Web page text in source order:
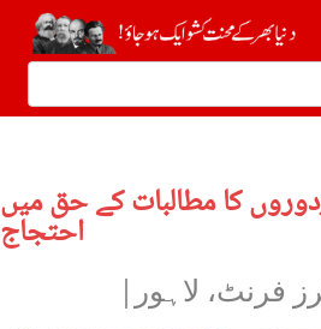
کا مطالبات کے حق میں
احتجاج
فرنٹ، لاہور|